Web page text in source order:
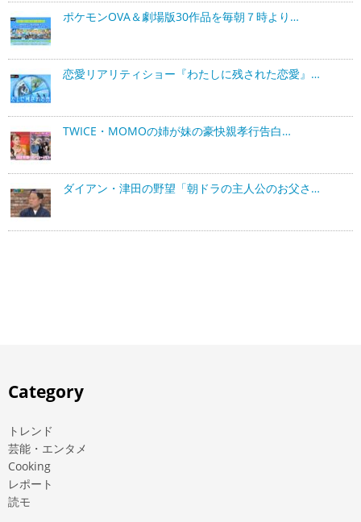
ポケモンOVA＆劇場版30作品を毎朝７時より…
恋愛リアリティショー『わたしに残された恋愛』…
TWICE・MOMOの姉が妹の豪快親孝行告白…
ダイアン・津田の野望「朝ドラの主人公のお父さ…
Category
トレンド
芸能・エンタメ
Cooking
レポート
読モ